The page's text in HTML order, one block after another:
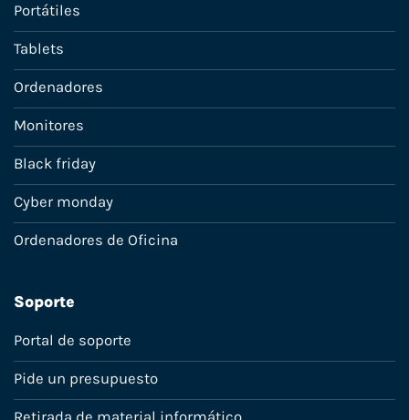
Portátiles
Tablets
Ordenadores
Monitores
Black friday
Cyber monday
Ordenadores de Oficina
Soporte
Portal de soporte
Pide un presupuesto
Retirada de material informático